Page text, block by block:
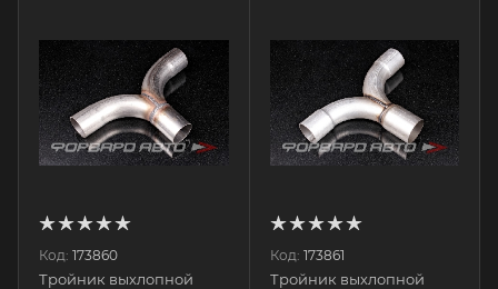
Код: 173860
Тройник выхлопной
Код: 173861
Тройник выхлопной